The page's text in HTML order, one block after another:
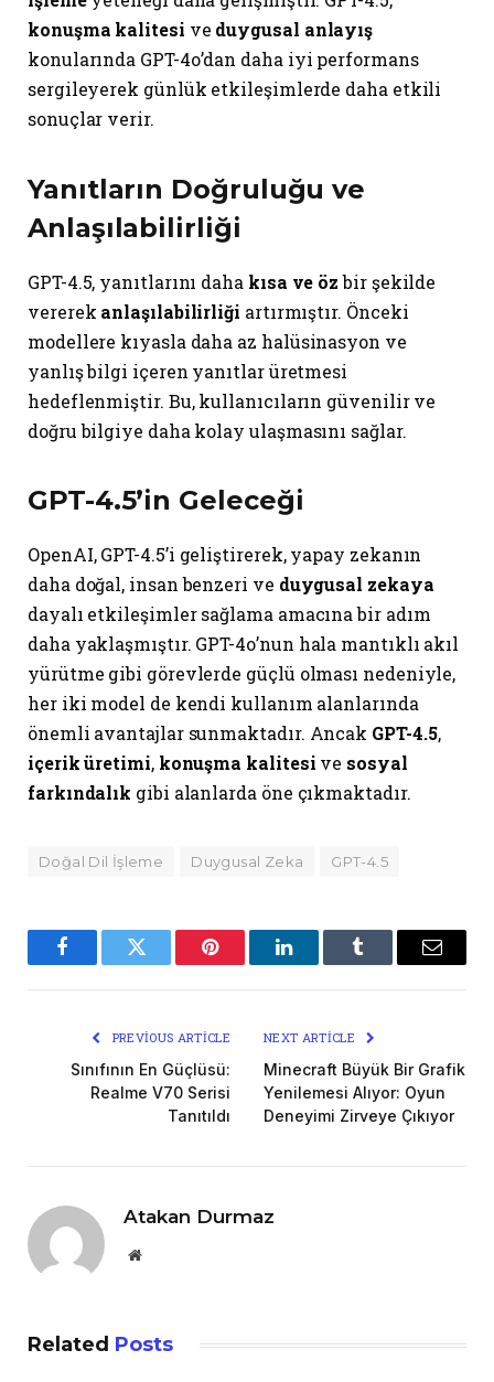
konuşma kalitesi ve duygusal anlayış
konularında GPT-4o’dan daha iyi performans
sergileyerek günlük etkileşimlerde daha etkili
sonuçlar verir.
Yanıtların Doğruluğu ve
Anlaşılabilirliği
GPT-4.5, yanıtlarını daha kısa ve özbir şekilde
vererek anlaşılabilirliği artırmıştır. Önceki
modellere kıyasla daha az halüsinasyon ve
yanlış bilgi içeren yanıtlar üretmesi
hedeflenmiştir. Bu, kullanıcıların güvenilir ve
doğru bilgiye daha kolay ulaşmasını sağlar.
GPT-4.5’in Geleceği
OpenAI, GPT-4.5’i geliştirerek, yapay zekanın
daha doğal, insan benzeri ve duygusal zekaya
dayalı etkileşimler sağlama amacına bir adım
daha yaklaşmıştır. GPT-4o’nun hala mantıklı akıl
yürütme gibi görevlerde güçlü olması nedeniyle,
her iki model de kendi kullanım alanlarında
önemli avantajlar sunmaktadır. Ancak GPT-4.5,
içerik üretimi, konuşma kalitesi ve sosyal
farkındalık gibi alanlarda öne çıkmaktadır.
Doğal Dil İşleme Duygusal Zeka GPT-4.5
FacebookTwitter Pinterest LinkedInTumblr Email
PREVIOUS ARTICLE
Sınıfının En Güçlüsü:
Realme V70 Serisi
Tanıtıldı
NEXT ARTICLE
Minecraft Büyük Bir Grafik
Yenilemesi Alıyor: Oyun
Deneyimi Zirveye Çıkıyor
Atakan Durmaz
Website
Related Posts